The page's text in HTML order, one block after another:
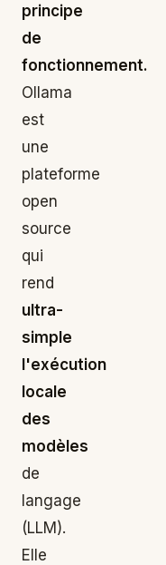
principe
de
fonctionnement.
Ollama
est
une
plateforme
open
source
qui
rend
ultra-
simple
l'exécution
locale
des
modèles
de
langage
(LLM).
Elle